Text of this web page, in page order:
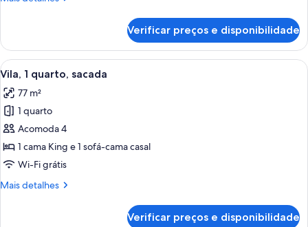
sacada
Roll-
In
Shower)
1
quarto,
sacada
(Mobility
Accessible,
Roll-
In
Shower)
Verificar preços e disponibilidade
Carrega
todas
as
fotos
de
Vila,
1
sacada
Quarto de hotel com área de
5
Vila, 1 quarto, sacada
77 m²
1 quarto
Acomoda 4
1 cama King e 1 sofá-cama casal
Wi-Fi grátis
Mais detalhes
Mais
Verificar preços e disponibilidade